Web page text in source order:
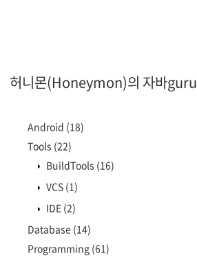
허니몬(Honeymon)의 자바guru
Android (18)
Tools (22)
BuildTools (16)
VCS (1)
IDE (2)
Database (14)
Programming (61)